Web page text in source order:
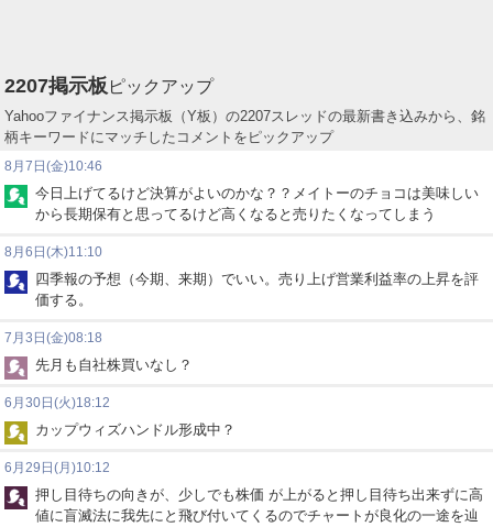
2207掲示板 ピックアップ
Yahooファイナンス掲示板（Y板）の2207スレッドの最新書き込みから、銘
柄キーワードにマッチしたコメントをピックアップ
8月7日(金)10:46
今日上げてるけど決算がよいのかな？？メイトーのチョコは美味しい
から長期保有と思ってるけど高くなると売りたくなってしまう
8月6日(木)11:10
四季報の予想（今期、来期）でいい。売り上げ営業利益率の上昇を評
価する。
7月3日(金)08:18
先月も自社株買いなし？
6月30日(火)18:12
カップウィズハンドル形成中？
6月29日(月)10:12
押し目待ちの向きが、少しでも株価 が上がると押し目待ち出来ずに高
値に盲滅法に我先にと飛び付いてくるのでチャートが良化の一途を辿